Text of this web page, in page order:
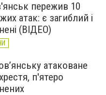
пережив 10
атак: є загиблий і
(ВІДЕО)
атаковане
п'ятеро